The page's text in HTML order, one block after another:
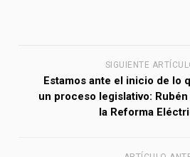
SIGUIENTE
Estamos ante el inicio de lo
un proceso legislativo:
la Reforma